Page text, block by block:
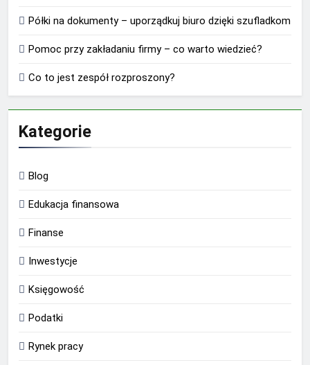
Półki na dokumenty – uporządkuj biuro dzięki szufladkom
Pomoc przy zakładaniu firmy – co warto wiedzieć?
Co to jest zespół rozproszony?
Kategorie
Blog
Edukacja finansowa
Finanse
Inwestycje
Księgowość
Podatki
Rynek pracy